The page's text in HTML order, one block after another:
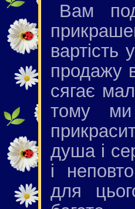
Вам
вартість
продажу
сягає
тому
душа і
і
для